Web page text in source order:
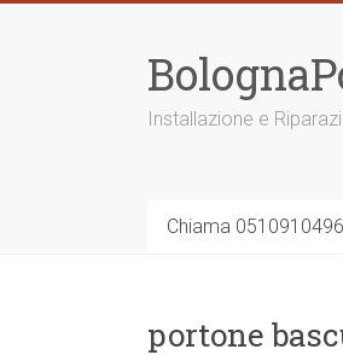
Installazione e
Chiama
portone